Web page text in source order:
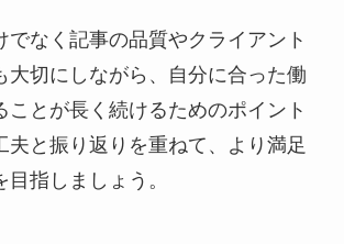
でなく記事の品質やクライアント
大切にしながら、自分に合った働
ことが長く続けるためのポイント
夫と振り返りを重ねて、より満足
指しましょう。